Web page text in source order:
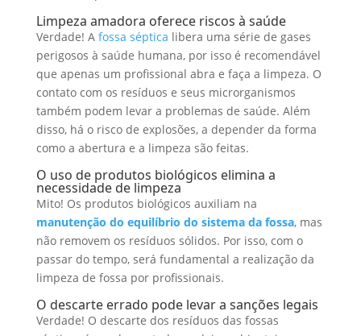
Limpeza amadora oferece riscos à saúde
Verdade! A fossa séptica libera uma série de gases
perigosos à saúde humana, por isso é recomendável
que apenas um profissional abra e faça a limpeza. O
contato com os resíduos e seus microrganismos
também podem levar a problemas de saúde. Além
disso, há o risco de explosões, a depender da forma
como a abertura e a limpeza são feitas.
O uso de produtos biológicos elimina a
necessidade de limpeza
Mito! Os produtos biológicos auxiliam na
manutenção do equilíbrio do sistema da fossa, mas
não removem os resíduos sólidos. Por isso, com o
passar do tempo, será fundamental a realização da
limpeza de fossa por profissionais.
O descarte errado pode levar a sanções legais
Verdade! O descarte dos resíduos das fossas